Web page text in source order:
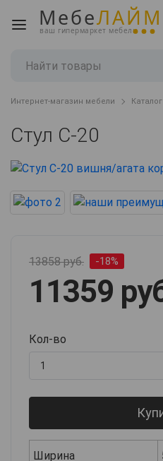
МебеЛАЙМ
ваш гипермаркет мебели
Интернет-магазин мебели Каталог
Стул С-20
13858 руб. -18%
11359
Кол-во
Ширина